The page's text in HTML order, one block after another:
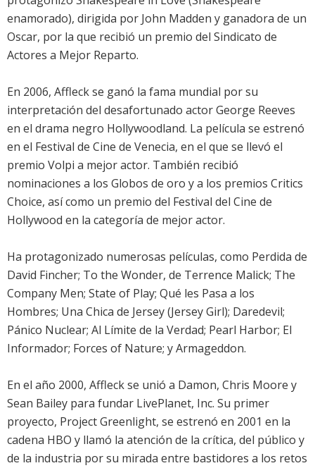
enamorado), dirigida por John Madden y ganadora de un
Oscar, por la que recibió un premio del Sindicato de
Actores a Mejor Reparto.
En 2006, Affleck se ganó la fama mundial por su
interpretación del desafortunado actor George Reeves
en el drama negro Hollywoodland. La película se estrenó
en el Festival de Cine de Venecia, en el que se llevó el
premio Volpi a mejor actor. También recibió
nominaciones a los Globos de oro y a los premios Critics
Choice, así como un premio del Festival del Cine de
Hollywood en la categoría de mejor actor.
Ha protagonizado numerosas películas, como Perdida de
David Fincher; To the Wonder, de Terrence Malick; The
Company Men; State of Play; Qué les Pasa a los
Hombres; Una Chica de Jersey (Jersey Girl); Daredevil;
Pánico Nuclear; Al Límite de la Verdad; Pearl Harbor; El
Informador; Forces of Nature; y Armageddon.
En el año 2000, Affleck se unió a Damon, Chris Moore y
Sean Bailey para fundar LivePlanet, Inc. Su primer
proyecto, Project Greenlight, se estrenó en 2001 en la
cadena HBO y llamó la atención de la crítica, del público y
de la industria por su mirada entre bastidores a los retos